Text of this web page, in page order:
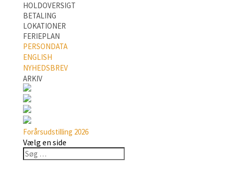
HOLDOVERSIGT
BETALING
LOKATIONER
FERIEPLAN
PERSONDATA
ENGLISH
NYHEDSBREV
ARKIV
Forårsudstilling 2026
Vælg en side